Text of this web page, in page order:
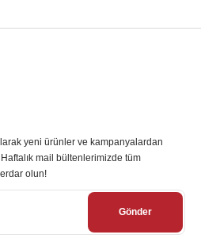
yeni ürünler ve kampanyalardan
mail bültenlerimizde tüm
olun!
Gönder